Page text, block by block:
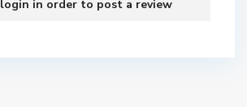
login in order to post a review